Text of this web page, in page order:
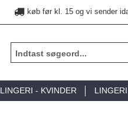
køb før kl. 15 og vi sender
LINGERI - KVINDER